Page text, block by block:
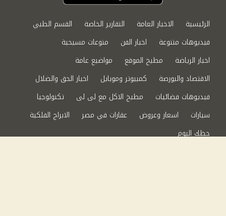
الرئيسية الاخبار العامة التقارير الخاصة
القسم الطبي
فيديوهات متنوعة
اخبار الفن
منوعات مسيحية
اخبار الرياضة
مطبخ الموقع
مواضيع عامة
الاقتصاد والبورصة
كمبيوتر وموبايل
اخبار الحق والضلال
فيديوهات فضائيات
مطبخ الاكل مع لى لى
تكنولوجيا
سيارات
اسعار وعروض عقارات في مصر
الابراج الفلكية
حظك اليوم